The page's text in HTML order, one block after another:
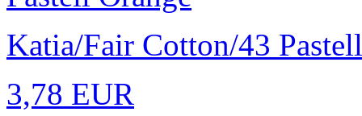
Katia/Fair Cotton/43
3,78 EUR